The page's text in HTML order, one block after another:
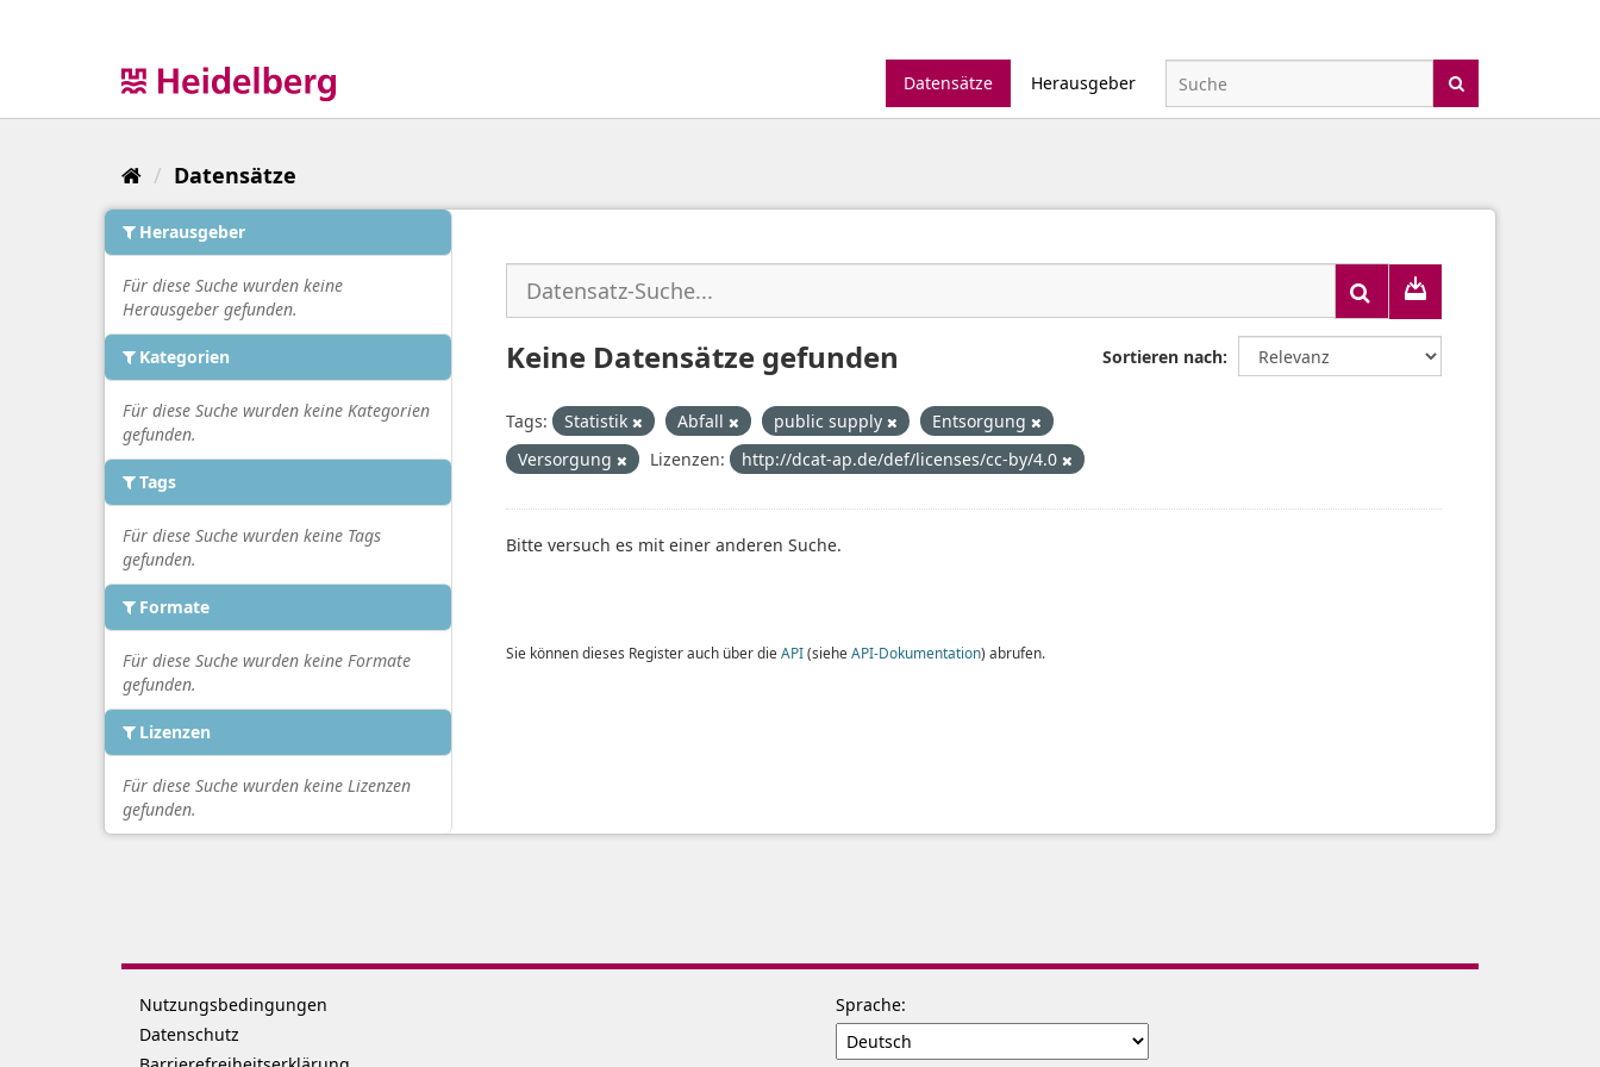
Datensätze
Herausgeber
Datensätze
Herausgeber
Für diese Suche wurden keine
Herausgeber gefunden.
Kategorien
Für diese Suche wurden keine Kategorien
gefunden.
Tags
Für diese Suche wurden keine Tags
gefunden.
Formate
Für diese Suche wurden keine Formate
gefunden.
Lizenzen
Für diese Suche wurden keine Lizenzen
gefunden.
Sortieren nach
Keine Datensätze gefunden
Tags: Statistik Abfall public supply
Entsorgung
Versorgung
Lizenzen: http://dcat-ap.de/def/licenses/cc-by/4.0
Bitte versuch es mit einer anderen Suche.
Sie können dieses Register auch über die API(siehe API-Dokumentation) abrufen.
Nutzungsbedingungen
Datenschutz
Sprache